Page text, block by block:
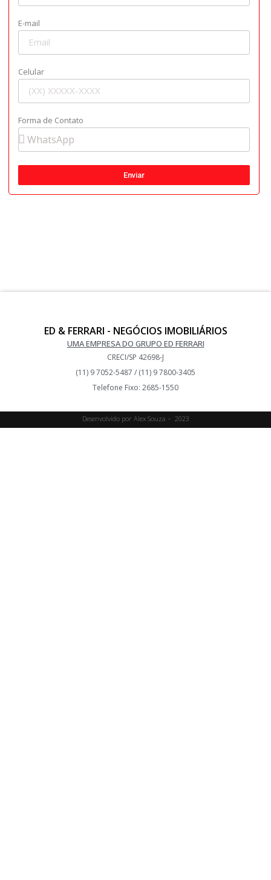
E-mail
Celular
Forma de Contato
Enviar
ED & FERRARI - NEGÓCIOS IMOBILIÁRIOS
UMA EMPRESA DO GRUPO ED FERRARI
CRECI/SP 42698-J
(11) 9 7052-5487 / (11) 9 7800-3405
Telefone Fixo: 2685-1550
Desenvolvido por Alex Souza – 2023